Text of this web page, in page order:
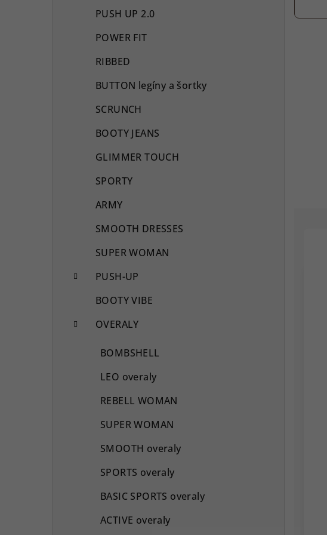
PUSH UP 2.0
POWER FIT
RIBBED
BUTTON legíny a šortky
SCRUNCH
BOOTY JEANS
GLIMMER TOUCH
SPORTY
ARMY
SMOOTH DRESSES
SUPER WOMAN
PUSH-UP
BOOTY VIBE
OVERALY
BOMBSHELL
LEO overaly
REBELL WOMAN
SUPER WOMAN
SMOOTH overaly
SPORTS overaly
BASIC SPORTS overaly
ACTIVE overaly